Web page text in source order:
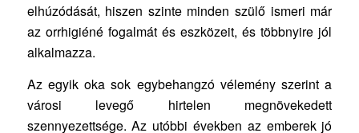
elhúzódását, hiszen szinte minden szülő ismeri már
az orrhigiéné fogalmát és eszközeit, és többnyire jól
alkalmazza.
Az egyik oka sok egybehangzó vélemény szerint a
városi levegő hirtelen megnövekedett
szennyezettsége. Az utóbbi években az emberek jó